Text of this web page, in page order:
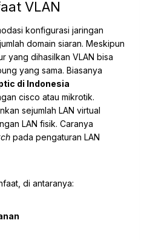
VLAN
konfigurasi jaringan
domain siaran. Meskipun
yang dihasilkan VLAN bisa
yang sama. Biasanya
di Indonesia
cisco atau mikrotik.
sejumlah LAN virtual
LAN fisik. Caranya
pada pengaturan LAN
di antaranya: